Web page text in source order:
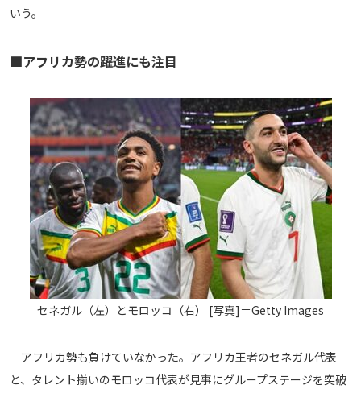
いう。
■アフリカ勢の躍進にも注目
セネガル（左）とモロッコ（右） [写真]＝Getty Images
アフリカ勢も負けていなかった。アフリカ王者のセネガル代表
と、タレント揃いのモロッコ代表が見事にグループステージを突破